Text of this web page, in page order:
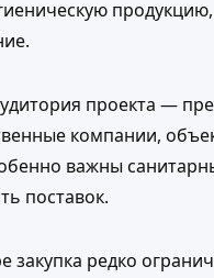
проекта —
компании,
важны
поставок.
закупка редко